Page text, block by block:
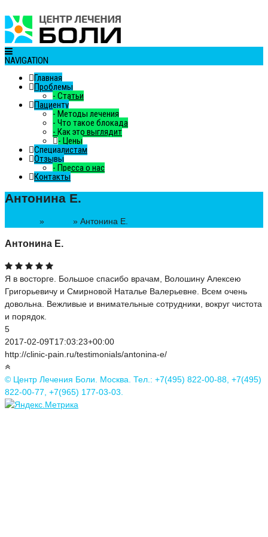
NAVIGATION
Главная
Проблемы
- Статьи
Пациенту
- Методы лечения
- Что такое блокада
- Как это выглядит
- Цены
Специалистам
Отзывы
- Пресса о нас
Контакты
Антонина Е.
» » Антонина Е.
Антонина Е.
Я в восторге. Большое спасибо врачам, Волошину Алексею
Григорьевичу и Смирновой Наталье Валерьевне. Всем очень
довольна. Вежливые и внимательные сотрудники, вокруг чистота
и порядок.
5
2017-02-09T17:03:23+00:00
http://clinic-pain.ru/testimonials/antonina-e/
© Центр Лечения Боли. Москва. Тел.: +7(495) 822-00-88, +7(495)
822-00-77, +7(965) 177-03-03.